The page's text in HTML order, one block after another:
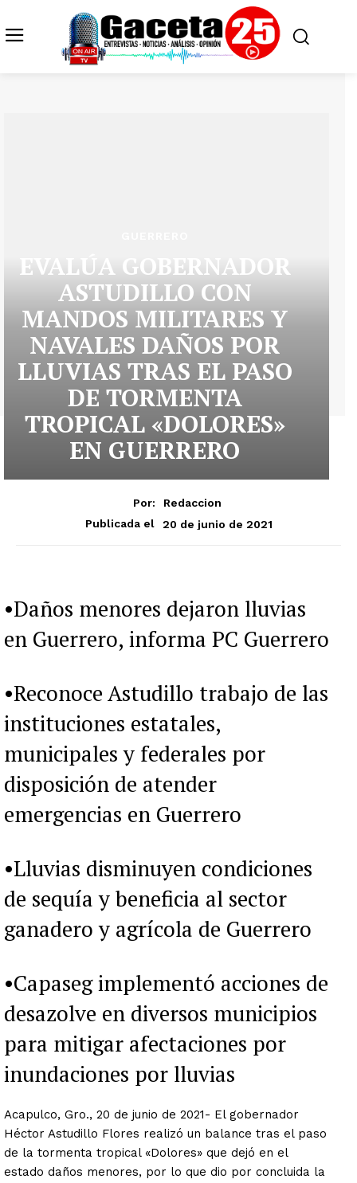
EVALÚA GOBERNADOR
ASTUDILLO CON
MANDOS MILITARES Y
NAVALES DAÑOS POR
LLUVIAS TRAS EL PASO
DE TORMENTA
TROPICAL «DOLORES»
EN GUERRERO
Por:
Redaccion
Publicada el
20 de junio de 2021
•Daños menores dejaron lluvias
en Guerrero, informa PC Guerrero
•Reconoce Astudillo trabajo de las
instituciones estatales,
municipales y federales por
disposición de atender
emergencias en Guerrero
•Lluvias disminuyen condiciones
de sequía y beneficia al sector
ganadero y agrícola de Guerrero
•Capaseg implementó acciones de
desazolve en diversos municipios
para mitigar afectaciones por
inundaciones por lluvias
Acapulco, Gro., 20 de junio de 2021- El gobernador
Héctor Astudillo Flores realizó un balance tras el paso
de la tormenta tropical «Dolores» que dejó en el
estado daños menores, por lo que dio por concluida la